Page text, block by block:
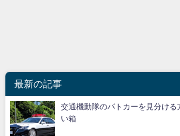
最新の記事
交通機動隊のパトカーを見分ける
い箱